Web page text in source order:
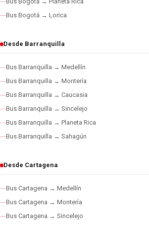
Bus Bogotá → Lorica
Desde Barranquilla
Bus Barranquilla → Medellín
Bus Barranquilla → Montería
Bus Barranquilla → Caucasia
Bus Barranquilla → Sincelejo
Bus Barranquilla → Planeta Rica
Bus Barranquilla → Sahagún
Desde Cartagena
Bus Cartagena → Medellín
Bus Cartagena → Montería
Bus Cartagena → Sincelejo